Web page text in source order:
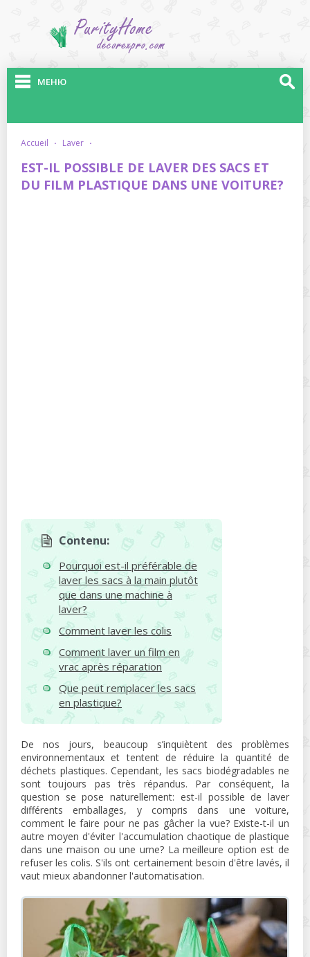
МЕНЮ
accueil · laver ·
EST-IL POSSIBLE DE LAVER DES SACS ET
DU FILM PLASTIQUE DANS UNE VOITURE?
Contenu:
Pourquoi est-il préférable de
laver les sacs à la main plutôt
que dans une machine à
laver?
Comment laver les colis
Comment laver un film en
vrac après réparation
Que peut remplacer les sacs
en plastique?
De nos jours, beaucoup s’inquiètent des problèmes
environnementaux et tentent de réduire la quantité de
déchets plastiques. Cependant, les sacs biodégradables ne
sont toujours pas très répandus. Par conséquent, la
question se pose naturellement: est-il possible de laver
différents emballages, y compris dans une voiture,
comment le faire pour ne pas gâcher la vue? Existe-t-il un
autre moyen d'éviter l'accumulation chaotique de plastique
dans une maison ou une urne? La meilleure option est de
refuser les colis. S'ils ont certainement besoin d'être lavés, il
vaut mieux abandonner l'automatisation.